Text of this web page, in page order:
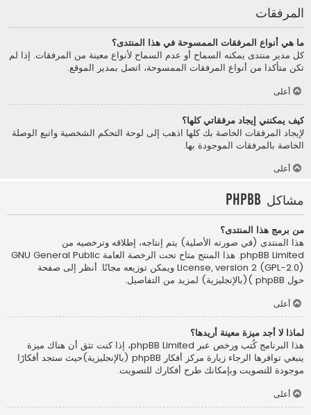
المرفقات
ما هي أنواع المرفقات الممسوحة في هذا المنتدى؟
كل مدير منتدى يمكنه السماح أو عدم السماح لأنواع معينة من المرفقات. إذا لم
تكن متأكدا من أنواع المرفقات الممسوحة، اتصل بمدير الموقع.
أعلى
كيف يمكنني إيجاد مرفقاتي كلها؟
لإيجاد المرفقات الخاصة بك كلها اذهب إلى لوحة التحكم الشخصية واتبع الوصلة
الخاصة بالمرفقات الموجودة بها.
أعلى
مشاكل phpBB
من برمج هذا المنتدى؟
هذا المنتدى (في صورته الأصلية) يتم إنتاجه، إطلاقه وترخصيه من
phpBB Limited
. هذا المنتج متاح تحت الرخصة العامة GNU General Public
License, version 2 (GPL-2.0) ويمكن توزيعه مجانًا. أنظر إلى صفحة
حول phpBB )(بالإنجليزية)
لمزيد من التفاصيل.
أعلى
لماذا لا أجد ميزة معينة أريدها؟
هذا البرنامج كُتب ورخص عبر phpBB Limited، إذا كنت تثق أن هناك ميزة
ينبغي توافرها الرجاء زيارة مركز أفكار phpBB (بالإنجليزية)
حيث ستجد أفكارًا
موجودة للتصويت وبإمكانك طرح أفكارك للتصويت.
أعلى